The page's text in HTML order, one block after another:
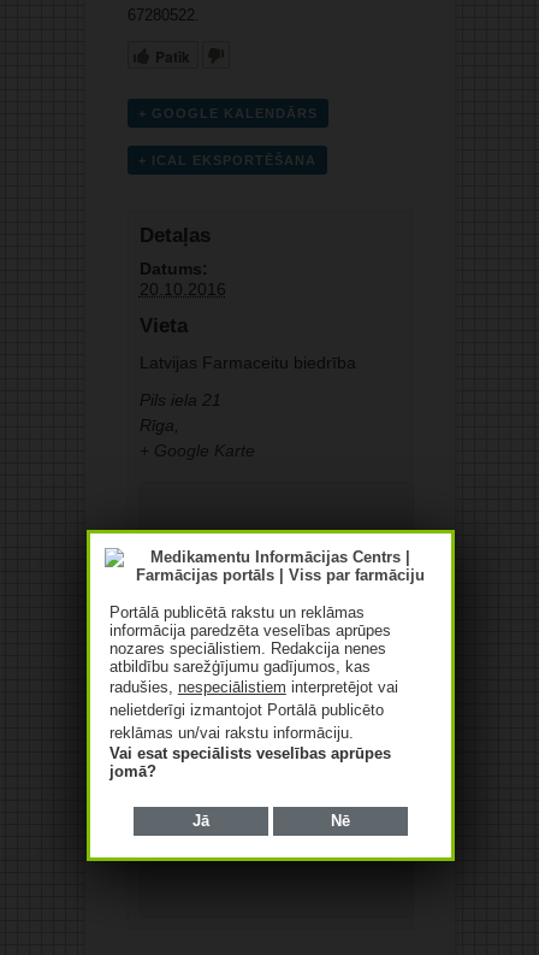
67280522.
Patīk
+ GOOGLE KALENDĀRS
+ ICAL EKSPORTĒŠANA
Detaļas
Datums:
20.10.2016
Vieta
Latvijas Farmaceitu biedrība
Pils iela 21
Rīga
+ Google Karte
Portālā publicētā rakstu un reklāmas
informācija paredzēta veselības aprūpes
nozares speciālistiem. Redakcija nenes
atbildību sarežģījumu gadījumos, kas
radušies, nespeciālistiem interpretējot vai
nelietderīgi izmantojot Portālā publicēto
reklāmas un/vai rakstu informāciju.
Vai esat speciālists veselības aprūpes
jomā?
Jā Nē